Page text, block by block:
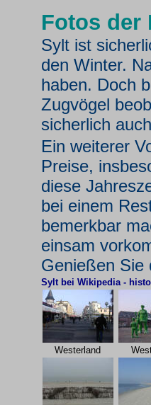
Fotos der
Sylt ist
den Winter.
haben. Doch
Zugvögel
sicherlich
Ein weiterer
Preise,
diese
bei einem
bemerkbar
einsam
Genießen Sie
Sylt bei Wikipedia -
Westerland